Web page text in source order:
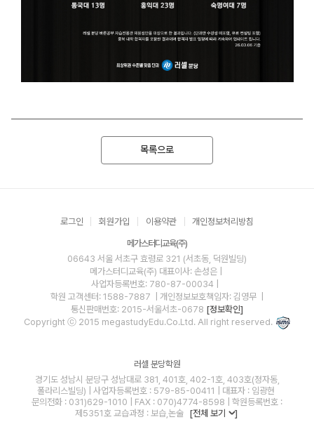
목록으로
로그인 회원가입 이용약관 개인정보처리방침
메가스터디교육(주)
06643 서울 서초구 효령로 321 (서초동, 덕원빌딩)
메가스터디교육(주) 대표이사: 손성은 |
사업자등록번호: 780-87-00034
학원 고객센터: 1588-7887
| 개인정보보호책임자: 김영무
통신판매번호: 2015-서울서초-0678 [정보확인]
Copyright ⓒ 2015 megastudyEdu.Co.Ltd. All right reserved.
러셀 분당학원
경기도 성남시 분당구 성남대로 381, 401호, 402-1호, 403호(정자동,
폴라리스빌딩) | 사업자등록번호 : 579-85-00411 | 대표자 : 임광현
문의전화 : 031)629-1010 | FAX : 070)4774-8598 | 학원등록번호 :
제5351호 교습과정 : 보습,논술
[전체 보기 ]